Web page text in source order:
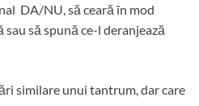
DA/NU, să ceară în mod
sau să spună ce-l deranjează
similare unui tantrum, dar care